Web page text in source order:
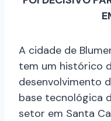
A cidade de
tem um histórico
desenvolvimento
base tecnológica
setor em Santa